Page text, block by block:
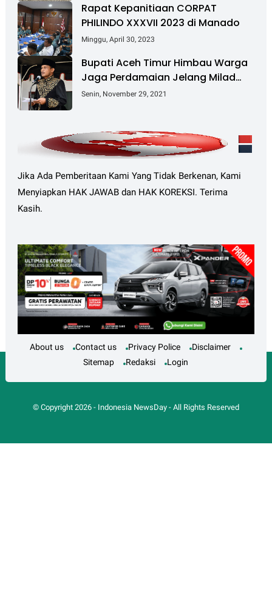
Rapat Kepanitiaan CORPAT
PHILINDO XXXVII 2023 di Manado
Minggu, April 30, 2023
Bupati Aceh Timur Himbau Warga
Jaga Perdamaian Jelang Milad
GAM Ke-45
Senin, November 29, 2021
Jika Ada Pemberitaan Kami Yang Tidak Berkenan, Kami
Menyiapkan HAK JAWAB dan HAK KOREKSI. Terima
Kasih.
About us Contact us Privacy Police
Disclaimer
Sitemap
Redaksi Login
© Copyright 2026- Indonesia NewsDay- All Rights Reserved